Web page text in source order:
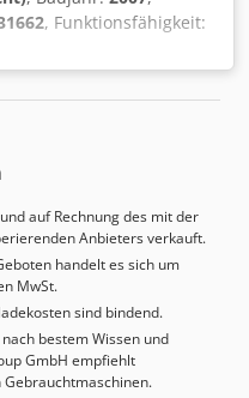
, Funktionsfähigkeit:
(max.):137 t,
DETAILS Presskraft:
Einschaltstunden
Winkelmesssystem (nicht
Ober- und
auf Rechnung des mit der
Anbieters verkauft.
handelt es sich um
MwSt.
sind bindend.
bestem Wissen und
GmbH empfiehlt